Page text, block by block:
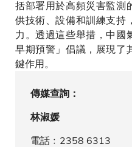
括部署用於高頻災害監測
供技術、設備和訓練支持
力。透過這些舉措，中國
早期預警」倡議，展現了
鍵作用。
傳媒查詢：
林淑媛
電話﹕2358 6313